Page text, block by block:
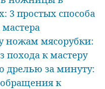
3 простых способа
ножам мясорубки:
похода к мастеру
дрелью за минуту:
к